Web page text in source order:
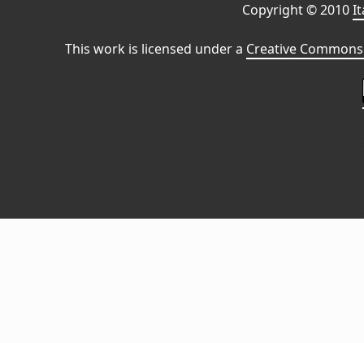
Copyright © 2010
This work is licensed under a Creative